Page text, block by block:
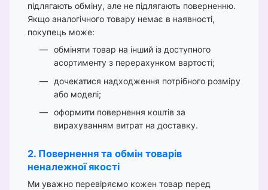
підлягають обміну, але не підлягають поверненню.
Якщо аналогічного товару немає в наявності,
покупець може:
обміняти товар на інший із доступного
асортименту з перерахунком вартості;
дочекатися надходження потрібного розміру
або моделі;
оформити повернення коштів за
вирахуванням витрат на доставку.
2. Повернення та обмін товарів
неналежної якості
Ми уважно перевіряємо кожен товар перед